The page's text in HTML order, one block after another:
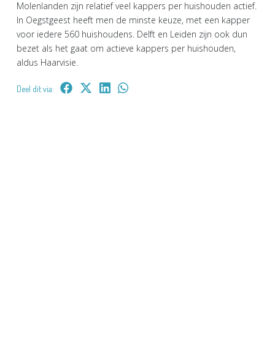
Molenlanden zijn relatief veel kappers per huishouden actief.
In Oegstgeest heeft men de minste keuze, met een kapper
voor iedere 560 huishoudens. Delft en Leiden zijn ook dun
bezet als het gaat om actieve kappers per huishouden,
aldus Haarvisie.
Deel dit via: